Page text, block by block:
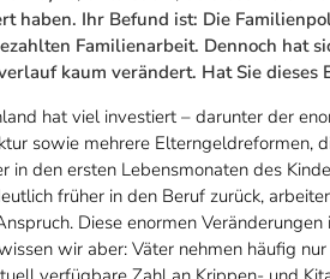
haben. Ihr Befund ist: Die
Familienarbeit. Dennoch hat
kaum verändert. Hat Sie dieses
hat viel investiert – darunter der
sowie mehrere Elterngeldreformen,
in den ersten Lebensmonaten des
früher in den Beruf zurück,
Diese enormen
wir aber: Väter nehmen häufig